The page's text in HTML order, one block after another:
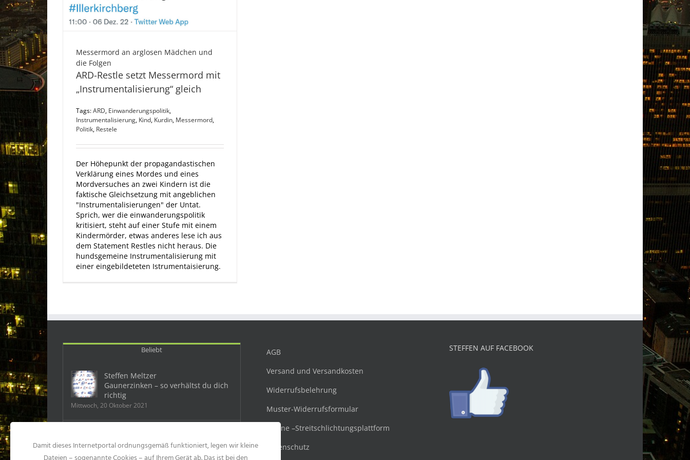
Messermord an arglosen Mädchen und
die Folgen
ARD-Restle setzt Messermord mit
„Instrumentalisierung“ gleich
Tags:ARD, Einwanderungspolitik,
Instrumentalisierung, Kind, Kurdin, Messermord,
Politik, Restele
Der Höhepunkt der propagandastischen
Verklärung eines Mordes und eines
Mordversuches an zwei Kindern ist die
faktische Gleichsetzung mit angeblichen
"Instrumentalisierungen" der Untat.
Sprich, wer die einwanderungspolitik
kritisiert, steht auf einer Stufe mit einem
Kindermörder, etwas anderes lese ich aus
dem Statement Restles nicht heraus. Die
hundsgemeine Instrumentalisierung mit
einer eingebildeteten Istrumentaisierung.
Beliebt
Steffen Meltzer
Gaunerzinken – so verhältst du dich
richtig
Mittwoch, 20 Oktober 2021
dem Chef 500 000 Euro
Samstag, 23 Mai 2015
AGB
Versand und Versandkosten
Widerrufsbelehrung
Muster-Widerrufsformular
Online –Streitschlichtungsplattform
Datenschutz
STEFFEN AUF FACEBOOK
Damit dieses Internetportal ordnungsgemäß funktioniert, legen wir kleine